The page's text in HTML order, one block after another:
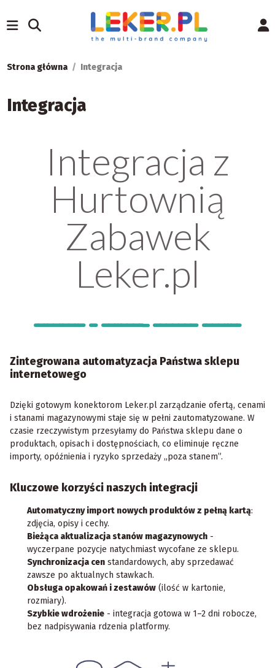
Strona główna Integracja
Integracja
Integracja z
Hurtownią
Zabawek
Leker.pl
Integracje z Hurtownią Zabawek Leker.pl
Zintegrowana automatyzacja Państwa sklepu
internetowego
Dzięki gotowym konektorom Leker.pl zarządzanie ofertą, cenami
i stanami magazynowymi staje się w pełni zautomatyzowane. W
czasie rzeczywistym przesyłamy do Państwa sklepu dane o
produktach, opisach i dostępnościach, co eliminuje ręczne
importy, opóźnienia i ryzyko sprzedaży „poza stanem”.
Kluczowe korzyści naszych integracji
Automatyczny import nowych produktów z pełną kartą:
zdjęcia, opisy i cechy.
Bieżąca aktualizacja stanów magazynowych-
wyczerpane pozycje natychmiast wycofane ze sklepu.
Synchronizacja censtandardowych, aby sprzedawać
zawsze po aktualnych stawkach.
Obsługa opakowań i zestawów(ilość w kartonie,
rozmiary).
Szybkie wdrożenie- integracja gotowa w 1–2 dni robocze,
bez nadpisywania rdzenia platformy.